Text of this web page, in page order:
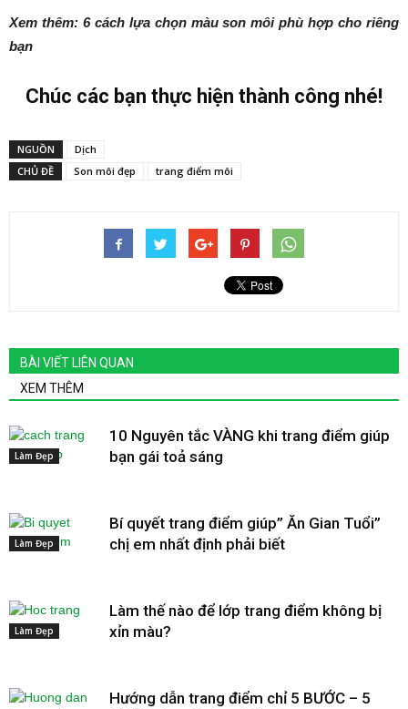
Xem thêm: 6 cách lựa chọn màu son môi phù hợp cho riêng
bạn
Chúc các bạn thực hiện thành công nhé!
NGUỒN
Dịch
CHỦ ĐỀ
Son môi đẹp trang điểm môi
BÀI VIẾT LIÊN QUAN
XEM THÊM
Làm Đẹp
10 Nguyên tắc VÀNG khi trang điểm giúp
bạn gái toả sáng
Làm Đẹp
Bí quyết trang điểm giúp” Ăn Gian Tuổi”
chị em nhất định phải biết
Làm Đẹp
Làm thế nào để lớp trang điểm không bị
xỉn màu?
Hướng dẫn trang điểm chỉ 5 BƯỚC – 5